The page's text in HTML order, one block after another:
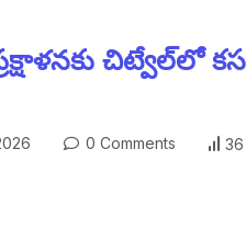
చిట్వేల్‌లో
0 Comments